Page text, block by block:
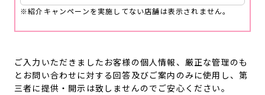
※紹介キャンペーンを実施してない店舗は表示されません。
ご入力いただきましたお客様の個人情報、厳正な管理のも
とお問い合わせに対する回答及びご案内のみに使用し、第
三者に提供・開示は致しませんのでご安心ください。